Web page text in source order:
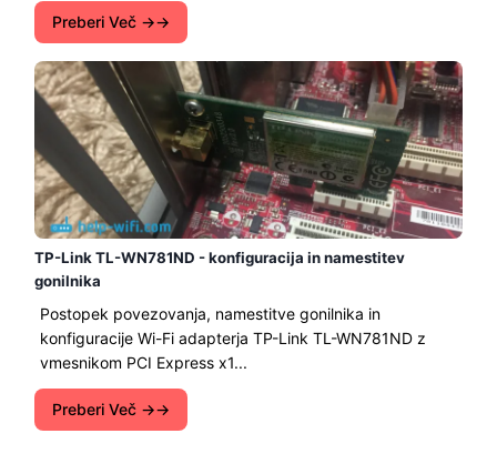
Preberi Več →
TP-Link TL-WN781ND - konfiguracija in namestitev
gonilnika
Postopek povezovanja, namestitve gonilnika in
konfiguracije Wi-Fi adapterja TP-Link TL-WN781ND z
vmesnikom PCI Express x1...
Preberi Več →